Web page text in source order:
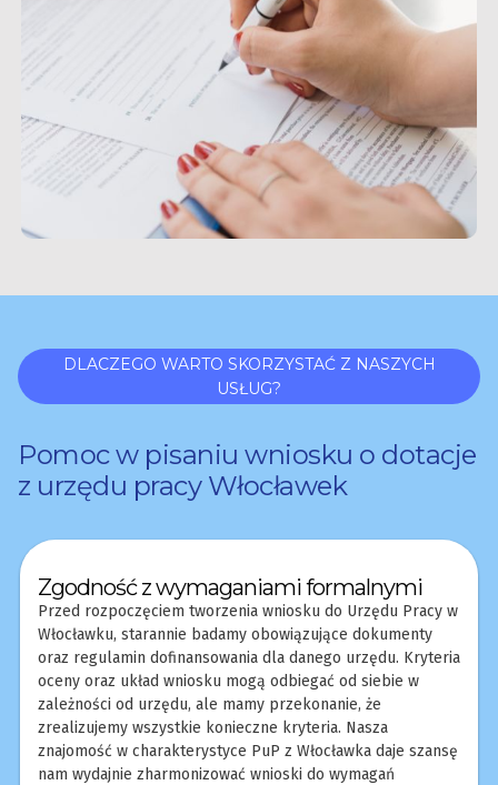
DLACZEGO WARTO SKORZYSTAĆ Z NASZYCH
USŁUG?
Pomoc w pisaniu wniosku o dotacje
z urzędu pracy Włocławek
Zgodność z wymaganiami formalnymi
Przed rozpoczęciem tworzenia wniosku do Urzędu Pracy w
Włocławku, starannie badamy obowiązujące dokumenty
oraz regulamin dofinansowania dla danego urzędu. Kryteria
oceny oraz układ wniosku mogą odbiegać od siebie w
zależności od urzędu, ale mamy przekonanie, że
zrealizujemy wszystkie konieczne kryteria. Nasza
znajomość w charakterystyce PuP z Włocławka daje szansę
nam wydajnie zharmonizować wnioski do wymagań